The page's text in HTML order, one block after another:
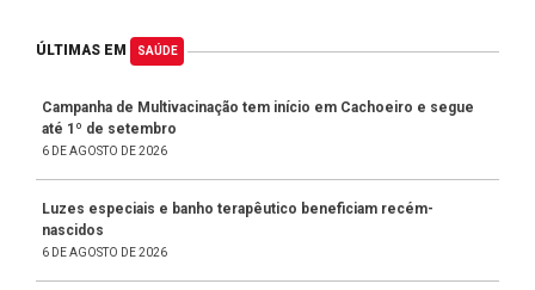
ÚLTIMAS EM SAÚDE
Campanha de Multivacinação tem início em Cachoeiro e segue
até 1º de setembro
6 DE AGOSTO DE 2026
Luzes especiais e banho terapêutico beneficiam recém-
nascidos
6 DE AGOSTO DE 2026